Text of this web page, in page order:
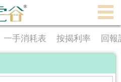
一手消耗表 按揭利率 回報